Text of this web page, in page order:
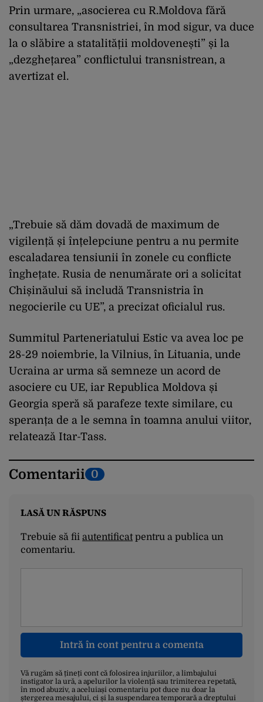
Prin urmare, „asocierea cu R.Moldova fără
consultarea Transnistriei, în mod sigur, va duce
la o slăbire a statalității moldovenești” și la
„dezghețarea” conflictului transnistrean, a
avertizat el.
„Trebuie să dăm dovadă de maximum de
vigilență și înțelepciune pentru a nu permite
escaladarea tensiunii în zonele cu conflicte
înghețate. Rusia de nenumărate ori a solicitat
Chișinăului să includă Transnistria în
negocierile cu UE”, a precizat oficialul rus.
Summitul Parteneriatului Estic va avea loc pe
28-29 noiembrie, la Vilnius, în Lituania, unde
Ucraina ar urma să semneze un acord de
asociere cu UE, iar Republica Moldova și
Georgia speră să parafeze texte similare, cu
speranța de a le semna în toamna anului viitor,
relatează Itar-Tass.
Comentarii 0
LASĂ UN RĂSPUNS
Trebuie să fii autentificatpentru a publica un
comentariu.
Intră în cont pentru a comenta
Vă rugăm să țineți cont că folosirea injuriilor, a limbajului
instigator la ură, a apelurilor la violență sau trimiterea repetată,
în mod abuziv, a aceluiași comentariu pot duce nu doar la
ștergerea mesajului, ci și la suspendarea temporară a dreptului